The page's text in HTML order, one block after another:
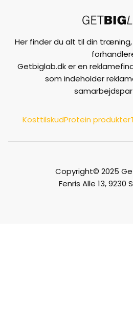
Her finder du alt til din
Getbiglab.dk er en
som indeholder
KosttilskudProtein produkter
Copyright© 2025
Fenris Alle 13, 9230